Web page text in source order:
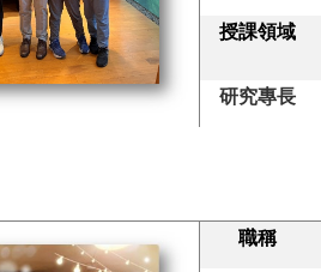
授課領域
研究專長
職稱